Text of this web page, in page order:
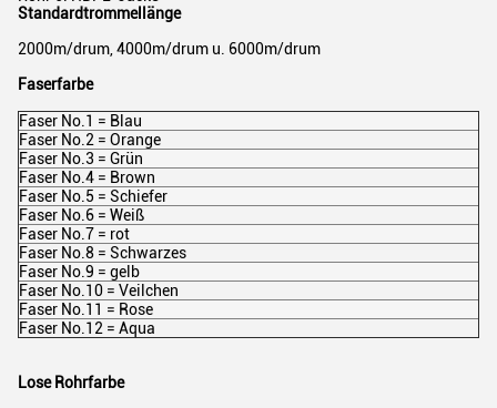
Standardtrommellänge
2000m/drum, 4000m/drum u. 6000m/drum
Faserfarbe
Faser No.1 = Blau
Faser No.2 = Orange
Faser No.3 = Grün
Faser No.4 = Brown
Faser No.5 = Schiefer
Faser No.6 = Weiß
Faser No.7 = rot
Faser No.8 = Schwarzes
Faser No.9 = gelb
Faser No.10 = Veilchen
Faser No.11 = Rose
Faser No.12 = Aqua
Lose Rohrfarbe